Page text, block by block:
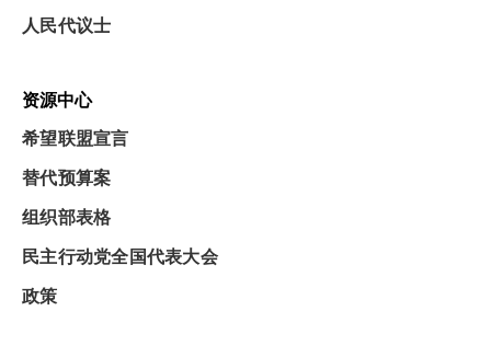
人民代议士
资源中心
希望联盟宣言
替代预算案
组织部表格
民主行动党全国代表大会
政策